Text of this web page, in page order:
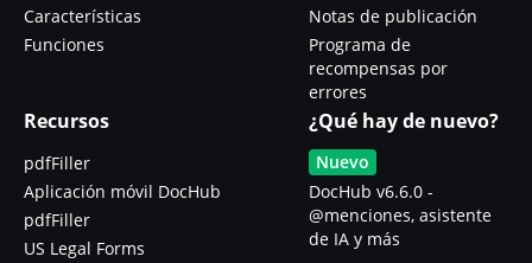
Características
Funciones
Notas de publicación
Programa de
recompensas por
errores
Recursos
pdfFiller
Aplicación móvil DocHub
pdfFiller
US Legal Forms
¿Qué hay de nuevo?
Nuevo
DocHub v6.6.0 -
@menciones, asistente
de IA y más